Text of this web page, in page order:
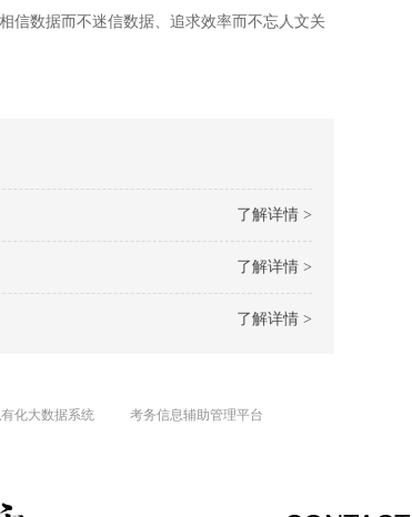
数据而不迷信数据、追求效率而不忘人文关
了解详情 >
了解详情 >
了解详情 >
化大数据系统 考务信息辅助管理平台